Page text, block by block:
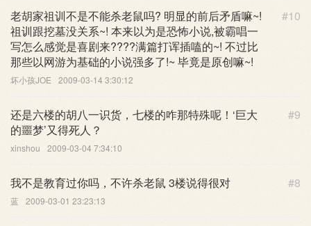
#10
老胡家祖训不是不能杀老鼠吗? 明显的前后矛盾嘛~!
祖训跟挖墓没关系~! 本来以为是恐怖小说,被霸唱一
写怎么感觉是喜剧来????满篇打诨插嗑的~! 不过比
那些以网游为基础的小说强多了!~ 毕竟是原创嘛~!
坏小孩JOE 2009-03-14 3:30:12
#9
还是六楼的胡八一识货，七楼的咋那特殊呢！‘巨大
的噩梦’又得死人？
xinshou 2009-03-04 7:34:10
#8
我不是教育过你吗，不许杀老鼠 3楼说得很对
蓝 2009-03-01 23:23:13